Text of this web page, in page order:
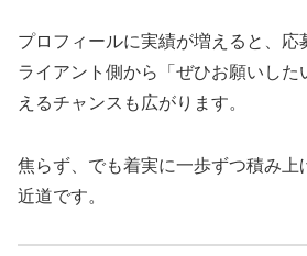
プロフィールに実績が増えると、応
ライアント側から「ぜひお願いした
えるチャンスも広がります。
焦らず、でも着実に一歩ずつ積み上
近道です。